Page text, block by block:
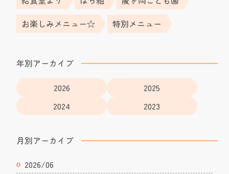
お楽しみメニュー☆
特別メニュー
年別アーカイブ
2026
2025
2024
2023
月別アーカイブ
2026/06